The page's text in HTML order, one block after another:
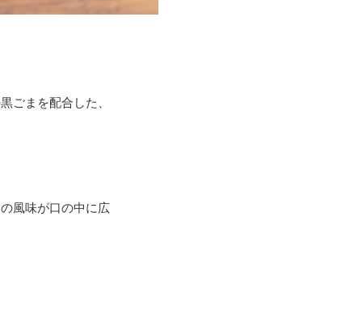
ごまを配合した、
風味が口の中に広